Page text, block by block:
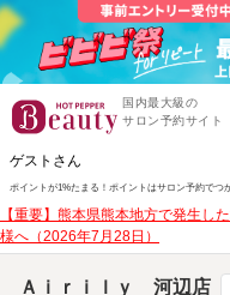
国内最大級の
サロン予約サイト
ゲストさん
ポイントが1%たまる！ ポイントはサロン予約でつ
【重要】熊本県熊本地方で発生し
様へ（2026年7月28日）
Ａｉｒｉｌｙ 河辺店